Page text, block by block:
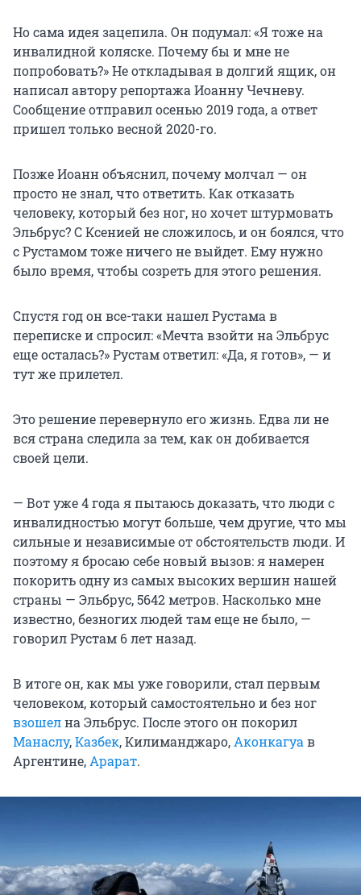
Но сама идея зацепила. Он подумал: «Я тоже на
инвалидной коляске. Почему бы и мне не
попробовать?» Не откладывая в долгий ящик, он
написал автору репортажа Иоанну Чечневу.
Сообщение отправил осенью 2019 года, а ответ
пришел только весной 2020-го.
Позже Иоанн объяснил, почему молчал — он
просто не знал, что ответить. Как отказать
человеку, который без ног, но хочет штурмовать
Эльбрус? С Ксенией не сложилось, и он боялся, что
с Рустамом тоже ничего не выйдет. Ему нужно
было время, чтобы созреть для этого решения.
Спустя год он все-таки нашел Рустама в
переписке и спросил: «Мечта взойти на Эльбрус
еще осталась?» Рустам ответил: «Да, я готов», — и
тут же прилетел.
Это решение перевернуло его жизнь. Едва ли не
вся страна следила за тем, как он добивается
своей цели.
— Вот уже 4 года я пытаюсь доказать, что люди с
инвалидностью могут больше, чем другие, что мы
сильные и независимые от обстоятельств люди. И
поэтому я бросаю себе новый вызов: я намерен
покорить одну из самых высоких вершин нашей
страны — Эльбрус, 5642 метров. Насколько мне
известно, безногих людей там еще не было, —
говорил Рустам 6 лет назад.
В итоге он, как мы уже говорили, стал первым
человеком, который самостоятельно и без ног
взошелна Эльбрус. После этого он покорил
Манаслу,Казбек, Килиманджаро,Аконкагуав
Аргентине,Арарат.